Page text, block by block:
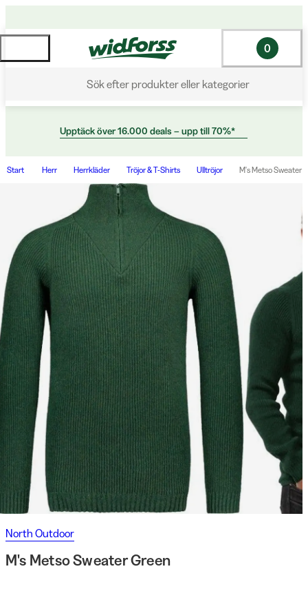
Sök efter produkter eller kategorier
0
Upptäck över 16.000 deals – upp till 70%*
Start Herr Herrkläder Tröjor & T-Shirts Ulltröjor M's Metso Sweater
North Outdoor
M's Metso Sweater Green